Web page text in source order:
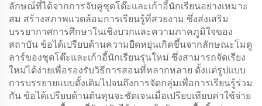
ลักษณ์ที่ได้จากการจับคู่ชุดโต๊ะและเก้าอี้นักเรียนอย่างเหมาะ
สม สร้างสภาพแวดล้อมการเรียนรู้ที่สวยงาม ซึ่งส่งเสริม
บรรยากาศการศึกษาในเชิงบวกและความภาคภูมิใจของ
สถาบัน ข้อได้เปรียบด้านความยืดหยุ่นเกิดขึ้นจากลักษณะโมดู
ลาร์ของชุดโต๊ะและเก้าอี้นักเรียนรุ่นใหม่ ซึ่งสามารถจัดเรียง
ใหม่ได้ง่ายเพื่อรองรับวิธีการสอนที่หลากหลาย ตั้งแต่รูปแบบ
การบรรยายแบบดั้งเดิมไปจนถึงการจัดกลุ่มเพื่อการเรียนรู้ร่วม
กัน ข้อได้เปรียบด้านต้นทุนจะชัดเจนเมื่อเปรียบเทียบค่าใช้จ่าย